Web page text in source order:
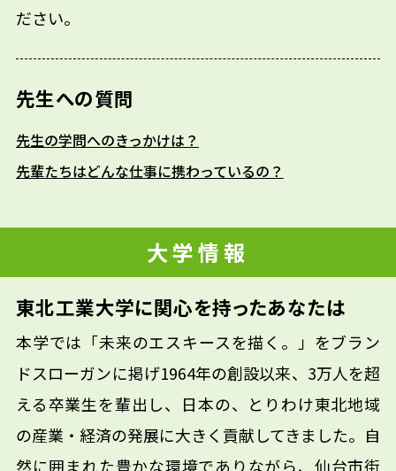
ださい。
先生への質問
先生の学問へのきっかけは？
先輩たちはどんな仕事に携わっているの？
大学情報
東北工業大学に関心を持ったあなたは
本学では「未来のエスキースを描く。」をブラン
ドスローガンに掲げ1964年の創設以来、3万人を超
える卒業生を輩出し、日本の、とりわけ東北地域
の産業・経済の発展に大きく貢献してきました。自
然に囲まれた豊かな環境でありながら、仙台市街